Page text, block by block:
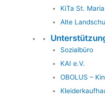
KiTa St.
Alte
Sozialbüro
KAI e.V.
OBOLUS –